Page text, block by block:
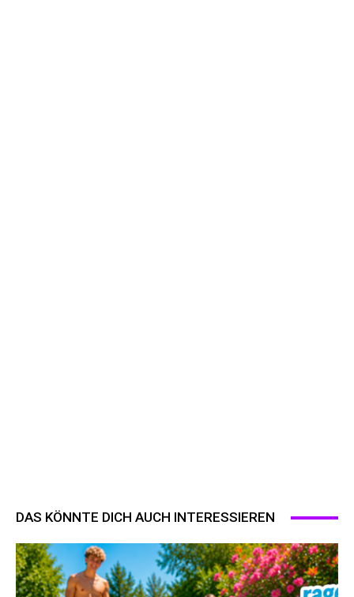
DAS KÖNNTE DICH AUCH INTERESSIEREN